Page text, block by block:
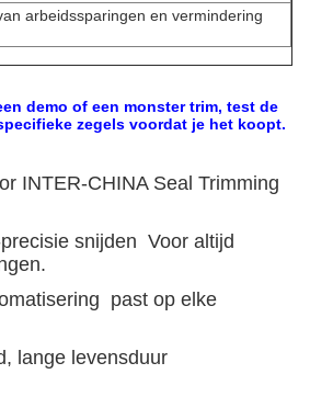
arbeidssparingen en vermindering
demo of een monster trim, test de
zegels voordat je het koopt.
INTER-CHINA Seal Trimming
snijden ️ Voor altijd
past op elke
lange levensduur